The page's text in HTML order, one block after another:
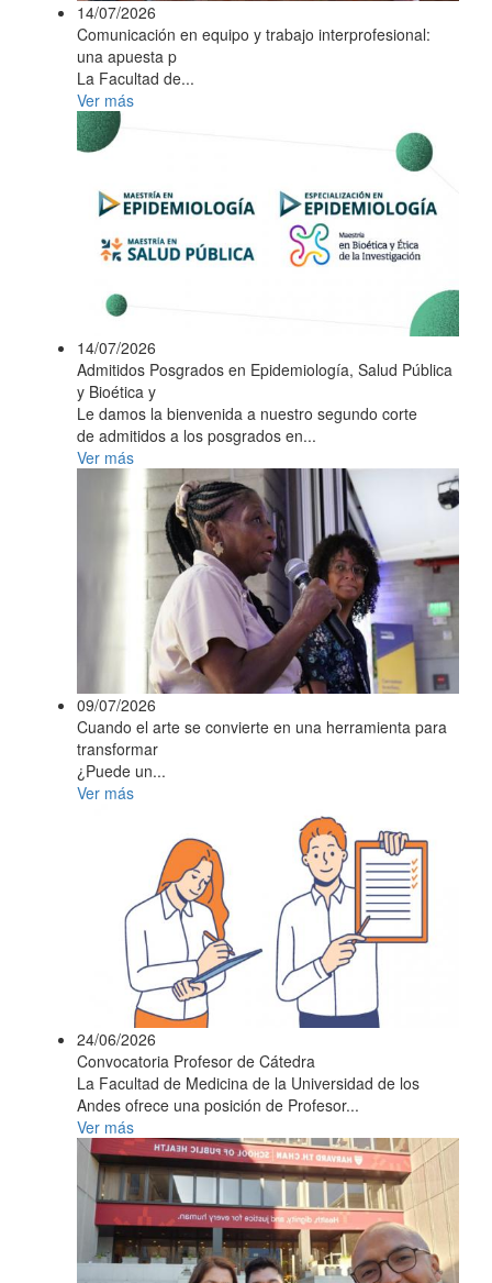
14/07/2026
Comunicación en equipo y trabajo interprofesional:
una apuesta p
La Facultad de...
Ver más
14/07/2026
Admitidos Posgrados en Epidemiología, Salud Pública
y Bioética y
Le damos la bienvenida a nuestro segundo corte
de admitidos a los posgrados en...
Ver más
09/07/2026
Cuando el arte se convierte en una herramienta para
transformar
¿Puede un...
Ver más
24/06/2026
Convocatoria Profesor de Cátedra
La Facultad de Medicina de la Universidad de los
Andes ofrece una posición de Profesor...
Ver más